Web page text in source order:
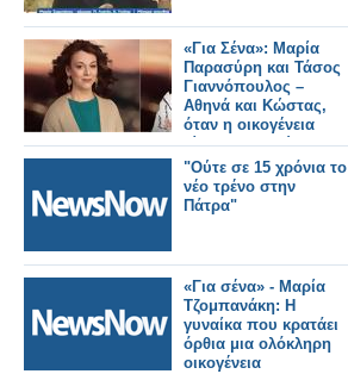
«Για Σένα»: Μαρία
Παρασύρη και Τάσος
Γιαννόπουλος –
Αθηνά και Κώστας,
όταν η οικογένεια
γίνεται καταφύγιο
"Ούτε σε 15 χρόνια το
νέο τρένο στην
Πάτρα"
«Για σένα» - Μαρία
Τζομπανάκη: Η
γυναίκα που κρατάει
όρθια μια ολόκληρη
οικογένεια